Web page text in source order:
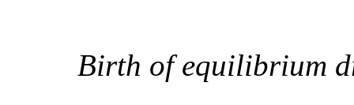
Birth of equilibrium